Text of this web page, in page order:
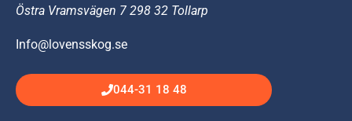
Östra Vramsvägen 7 298 32 Tollarp
Info@lovensskog.se
044-31 18 48